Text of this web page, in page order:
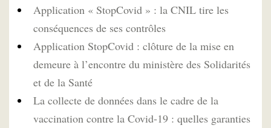
Application « StopCovid » : la CNIL tire les
conséquences de ses contrôles
Application StopCovid : clôture de la mise en
demeure à l’encontre du ministère des Solidarités
et de la Santé
La collecte de données dans le cadre de la
vaccination contre la Covid-19 : quelles garanties